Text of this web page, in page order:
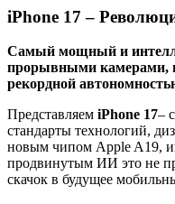
iPhone 17 –
Самый мощный и
прорывными камерами,
рекордной
Представляем iPhone 17–
стандарты технологий,
новым чипом Apple A19,
продвинутым ИИ это не
скачок в будущее